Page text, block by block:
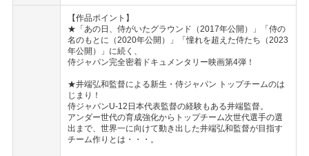
【作品ポイント】
★「あの日、侍がいたグラウンド（2017年公開）」「侍の
名のもとに（2020年公開）」「憧れを超えた侍たち（2023
年公開）」に続く、
侍ジャパン完全密着ドキュメンタリー映画第4弾！
★井端弘和監督による新生・侍ジャパン トップチームのは
じまり！
侍ジャパンU-12日本代表監督の経験もある井端監督。
アンダー世代の育成強化からトップチーム次世代選手の選
出まで、世界一に向けて動き出した井端弘和監督が目指す
チーム作りとは・・・。